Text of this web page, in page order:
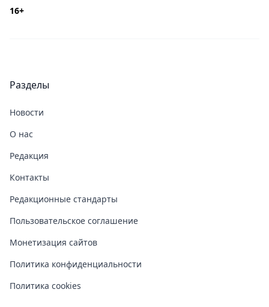
16+
Разделы
Новости
О нас
Редакция
Контакты
Редакционные стандарты
Пользовательское соглашение
Монетизация сайтов
Политика конфиденциальности
Политика cookies